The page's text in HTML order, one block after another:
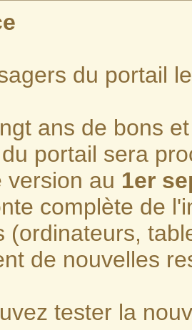
du portail
ans de bons
portail sera
version au 1er
complète de
(ordinateurs,
de nouvelles
tester la